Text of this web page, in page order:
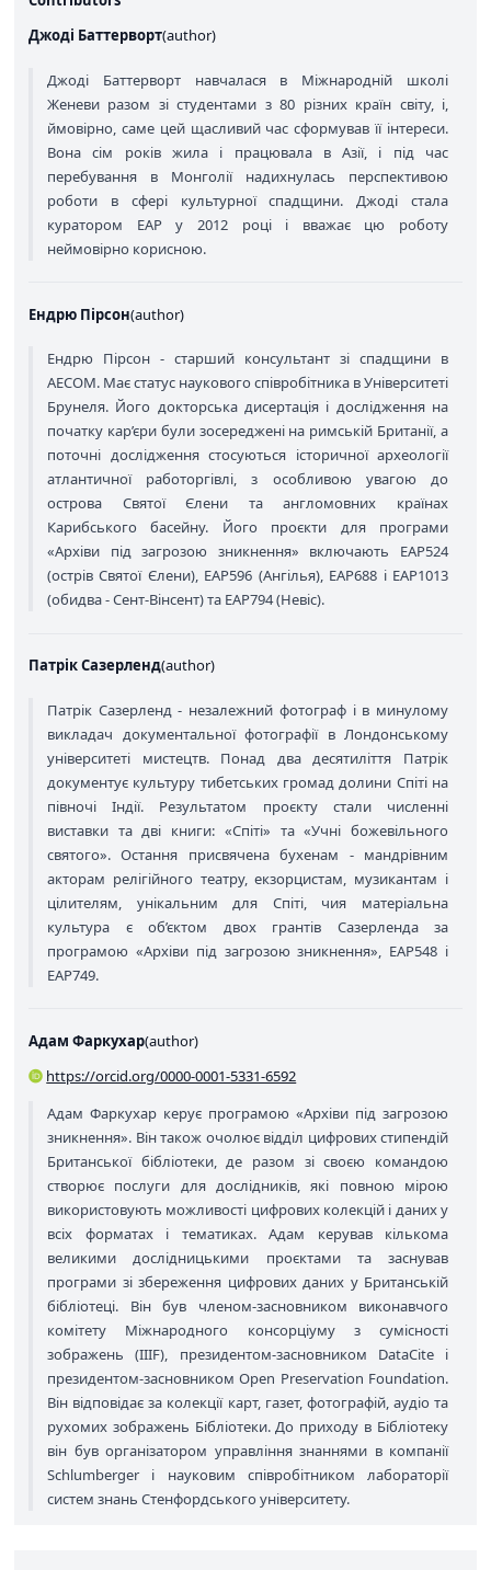
Джоді Баттерворт(author)
Джоді Баттерворт навчалася в Міжнародній школі
Женеви разом зі студентами з 80 різних країн світу, і,
ймовірно, саме цей щасливий час сформував її інтереси.
Вона сім років жила і працювала в Азії, і під час
перебування в Монголії надихнулась перспективою
роботи в сфері культурної спадщини. Джоді стала
куратором EAP у 2012 році і вважає цю роботу
неймовірно корисною.
Ендрю Пірсон(author)
Ендрю Пірсон - старший консультант зі спадщини в
AECOM. Має статус наукового співробітника в Університеті
Брунеля. Його докторська дисертація і дослідження на
початку кар’єри були зосереджені на римській Британії, а
поточні дослідження стосуються історичної археології
атлантичної работоргівлі, з особливою увагою до
острова Святої Єлени та англомовних країнах
Карибського басейну. Його проєкти для програми
«Архіви під загрозою зникнення» включають EAP524
(острів Святої Єлени), EAP596 (Ангілья), EAP688 і EAP1013
(обидва - Сент-Вінсент) та EAP794 (Невіс).
Патрік Сазерленд(author)
Патрік Сазерленд - незалежний фотограф і в минулому
викладач документальної фотографії в Лондонському
університеті мистецтв. Понад два десятиліття Патрік
документує культуру тибетських громад долини Спіті на
півночі Індії. Результатом проєкту стали численні
виставки та дві книги: «Спіті» та «Учні божевільного
святого». Остання присвячена бухенам - мандрівним
акторам релігійного театру, екзорцистам, музикантам і
цілителям, унікальним для Спіті, чия матеріальна
культура є об’єктом двох грантів Сазерленда за
програмою «Архіви під загрозою зникнення», EAP548 і
EAP749.
Адам Фаркухар(author)
https://orcid.org/0000-0001-5331-6592
Адам Фаркухар керує програмою «Архіви під загрозою
зникнення». Він також очолює відділ цифрових стипендій
Британської бібліотеки, де разом зі своєю командою
створює послуги для дослідників, які повною мірою
використовують можливості цифрових колекцій і даних у
всіх форматах і тематиках. Адам керував кількома
великими дослідницькими проєктами та заснував
програми зі збереження цифрових даних у Британській
бібліотеці. Він був членом-засновником виконавчого
комітету Міжнародного консорціуму з сумісності
зображень (IIIF), президентом-засновником DataCite і
президентом-засновником Open Preservation Foundation.
Він відповідає за колекції карт, газет, фотографій, аудіо та
рухомих зображень Бібліотеки. До приходу в Бібліотеку
він був організатором управління знаннями в компанії
Schlumberger і науковим співробітником лабораторії
систем знань Стенфордського університету.